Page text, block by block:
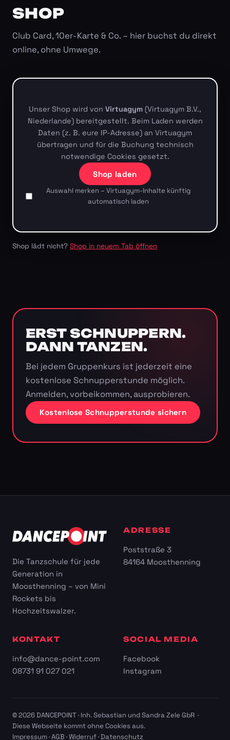
SHOP
Club Card, 10er-Karte & Co. – hier buchst du direkt
online, ohne Umwege.
Unser Shop wird von Virtuagym (Virtuagym B.V.,
Niederlande) bereitgestellt. Beim Laden werden
Daten (z. B. eure IP-Adresse) an Virtuagym
übertragen und für die Buchung technisch
notwendige Cookies gesetzt.
Shop laden
Auswahl merken – Virtuagym-Inhalte künftig
automatisch laden
Shop lädt nicht? Shop in neuem Tab öffnen
ERST SCHNUPPERN.
DANN TANZEN.
Bei jedem Gruppenkurs ist jederzeit eine
kostenlose Schnupperstunde möglich.
Anmelden, vorbeikommen, ausprobieren.
Kostenlose Schnupperstunde sichern
Die Tanzschule für jede
Generation in
Moosthenning – von Mini
Rockets bis
Hochzeitswalzer.
ADRESSE
Poststraße 3
84164 Moosthenning
KONTAKT
info@dance-point.com
08731 91 027 021
SOCIAL MEDIA
Facebook
Instagram
© 2026 DANCEPOINT · Inh. Sebastian und Sandra Zele GbR ·
Diese Webseite kommt ohne Cookies aus.
Impressum·AGB ·Widerruf·Datenschutz